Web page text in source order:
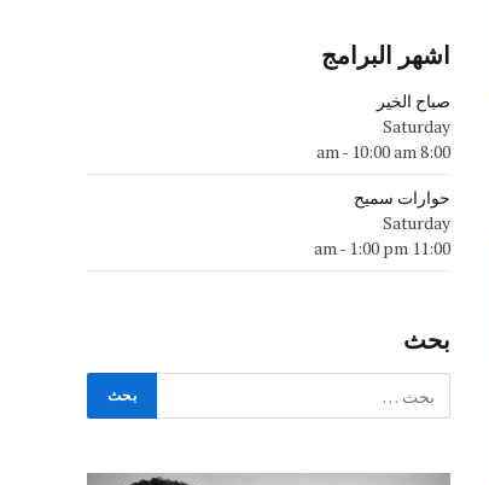
اشهر البرامج
صباح الخير
Saturday
8:00 am
- 10:00 am
حوارات سميح
Saturday
11:00 am
- 1:00 pm
بحث